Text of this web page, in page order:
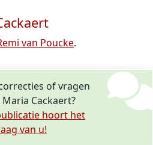
van Poucke.
of vragen
Cackaert?
hoort het
van u!